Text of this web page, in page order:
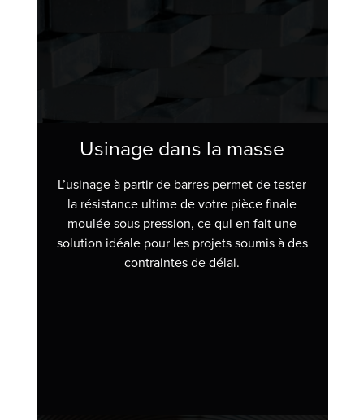
Usinage dans la masse
L’usinage à partir de barres permet de tester
la résistance ultime de votre pièce finale
moulée sous pression, ce qui en fait une
solution idéale pour les projets soumis à des
contraintes de délai.